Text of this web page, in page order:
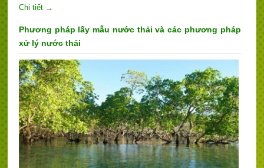
nước thải và xử lý khí thải.
Chi tiết →
Phương pháp lấy mẫu nước thải và các phương pháp
xử lý nước thải